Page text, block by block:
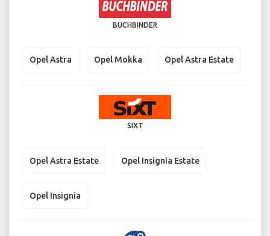
BUCHBINDER
Opel Astra Opel Mokka Opel Astra Estate
SIXT
Opel Astra Estate Opel Insignia Estate
Opel Insignia